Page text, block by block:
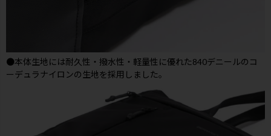
●本体生地には耐久性・撥水性・軽量性に優れた840デニールのコ
ーデュラナイロンの生地を採用しました。